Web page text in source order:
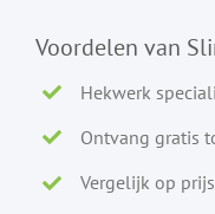
Voordelen van
Hekwerk
Ontvang gratis
Vergelijk op